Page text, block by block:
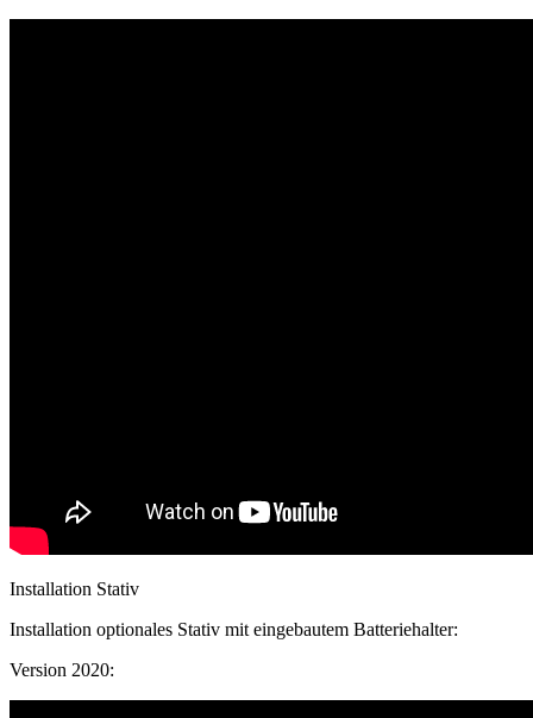
Installation Stativ
Installation optionales Stativ mit eingebautem Batteriehalter:
Version 2020: